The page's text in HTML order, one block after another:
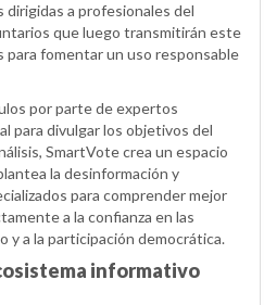
a profesionales del
que luego transmitirán este
para fomentar un uso responsable
por parte de expertos
para divulgar los objetivos del
SmartVote crea un espacio
la desinformación y
para comprender mejor
a la confianza en las
y a la participación democrática.
informativo